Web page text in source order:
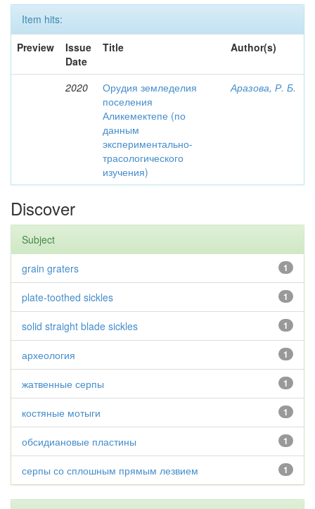
Item hits:
Preview
Issue
Date
Title Author(s)
2020
Орудия земледелия
поселения
Аликемектепе (по
данным
экспериментально-
трасологического
изучения)
Аразова, Р. Б.
Discover
Subject
1
grain graters
1
plate-toothed sickles
1
solid straight blade sickles
1
археология
1
жатвенные серпы
1
костяные мотыги
1
обсидиановые пластины
1
серпы со сплошным прямым лезвием